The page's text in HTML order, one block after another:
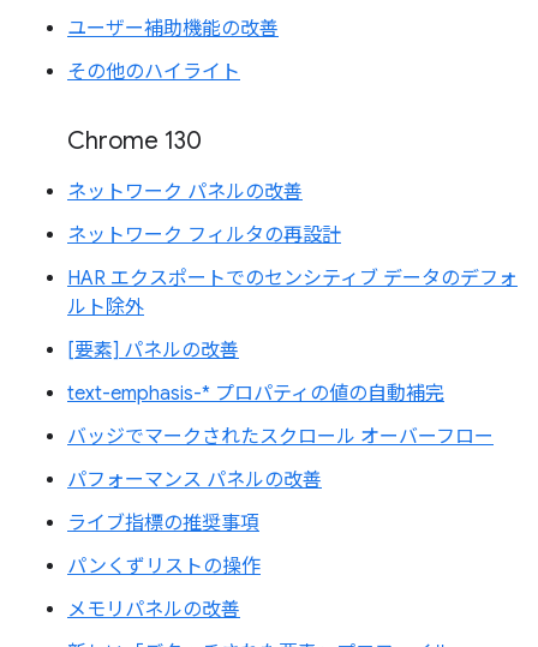
ユーザー補助機能の改善
その他のハイライト
Chrome 130
ネットワーク パネルの改善
ネットワーク フィルタの再設計
HAR エクスポートでのセンシティブ データのデフォ
ルト除外
[要素] パネルの改善
text-emphasis-* プロパティの値の自動補完
バッジでマークされたスクロール オーバーフロー
パフォーマンス パネルの改善
ライブ指標の推奨事項
パンくずリストの操作
メモリパネルの改善